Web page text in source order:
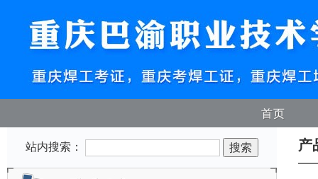
首页
站内搜索： 产